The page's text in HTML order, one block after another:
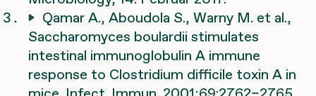
Qamar A., Aboudola S., Warny M. et al.,
Saccharomyces boulardii stimulates
intestinal immunoglobulin A immune
response to Clostridium difficile toxin A in